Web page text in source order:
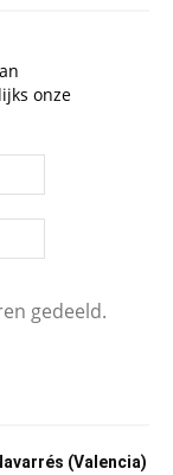
onze
gedeeld.
(Valencia)